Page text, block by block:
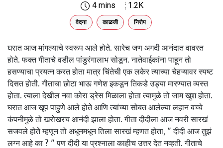
4 mins 1.2K
वेदना काळजी निरोप
घरात आज मांगल्याचे स्वरूप आले होते. सारेच जण अगदी आनंदात वावरत
होते. फक्त गीताचे वडील पांडुरंगालाभ सोडून. नातेवाईकांना पाहून तो
हसण्याचा प्रयत्न करत होता मात्र चिंतेची एक लकेर त्याच्या चेहऱ्यावर स्पष्ट
दिसत होती. गीताचा छोटा भाऊ गणेश इकडून तिकडे उड्या मारण्यात व्यस्त
होता. त्याला देखील नवा कोरा ड्रेस मिळाला होता त्यामुळे तो जाम खुश होता.
घरात आज खूप पाहुणे आले होते आणि त्यांच्या सोबत आलेल्या लहान बच्चे
कंपनीमुळे तो खरोखरच आनंदी झाला होता. गीता दीदीला आज नवरी सारखं
सजवले होते म्हणून तो अधूनमधून तिला सारखं म्हणत होता, " दीदी आज तुझं
लग्न आहे का ? " पण दीदी या प्रश्नाला काहीच उत्तर देत नव्हती. गीताचे